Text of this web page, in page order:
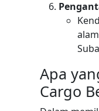
Apa
Cargo